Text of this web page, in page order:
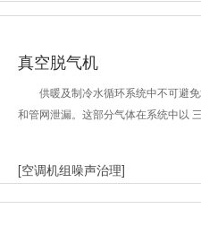
真空脱气机
供暖及制冷水循环系统中不可避
和管网泄漏。这部分气体在系统中以
[空调机组噪声治理]